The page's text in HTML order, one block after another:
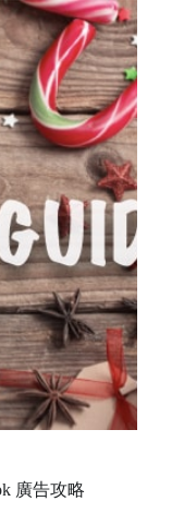
廣告攻略